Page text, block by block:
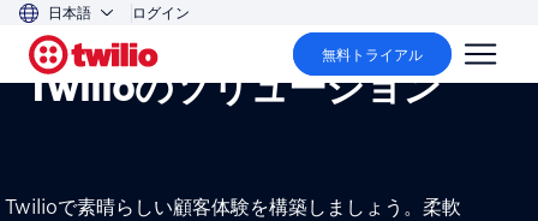
日本語 ログイン
無料トライアル
Twilioのソリューション
Twilioで素晴らしい顧客体験を構築しましょう。柔軟